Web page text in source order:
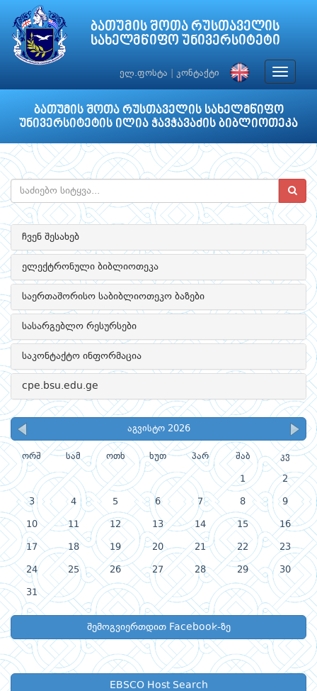
ბათუმის შოთა რუსთაველის
სახელმწიფო უნივერსიტეტი
ელ.ფოსტა კონტაქტი
Toggle
ბათუმის შოთა რუსთაველის სახელმწიფო
უნივერსიტეტის ილია ჭავჭავაძის ბიბლიოთეკა
ჩვენ შესახებ
ელექტრონული ბიბლიოთეკა
საერთაშორისო საბიბლიოთეკო ბაზები
სასარგებლო რესურსები
საკონტაქტო ინფორმაცია
cpe.bsu.edu.ge
აგვისტო 2026
ორშ სამ ოთხ ხუთ პარ შაბ კვ
1 2
3 4 5 6 7 8 9
10 11 12 13 14 15 16
17 18 19 20 21 22 23
24 25 26 27 28 29 30
31
შემოგვიერთდით Facebook-ზე
EBSCO Host Search